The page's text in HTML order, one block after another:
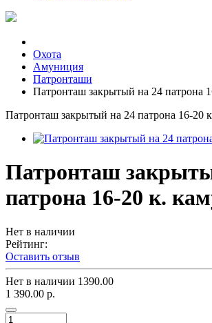
Охота
Амуниция
Патронташи
Патронташ закрытый на 24 патрона
Патронташ закрытый на 24 патрона 16-20
Патронташ
патрона 16-20 к.
Нет в наличии
Рейтинг:
Оставить отзыв
Нет в наличии 1390.00
1 390.00 р.